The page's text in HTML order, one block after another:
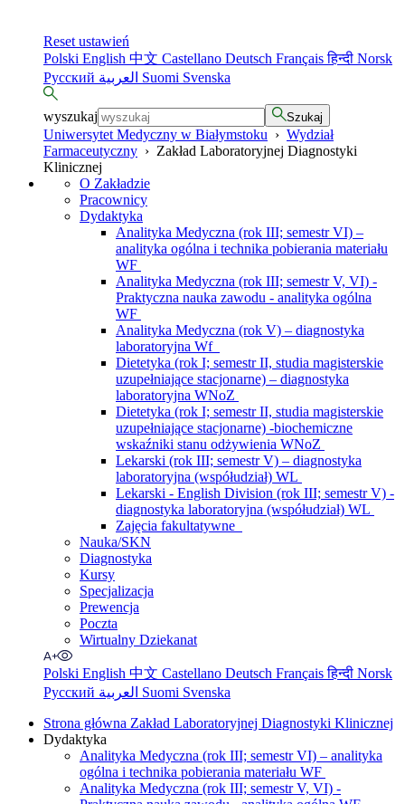
Reset ustawień
Polski English 中文 Castellano Deutsch Françaisहिन्दी Norsk
Русский
Suomi Svenska
wyszukaj Szukaj
Uniwersytet Medyczny w Białymstoku › Wydział
Farmaceutyczny › Zakład Laboratoryjnej Diagnostyki
Klinicznej
O Zakładzie
Pracownicy
Dydaktyka
Analityka Medyczna (rok III; semestr VI) –
analityka ogólna i technika pobierania materiału
WF
Analityka Medyczna (rok III; semestr V, VI) -
Praktyczna nauka zawodu - analityka ogólna
WF
Analityka Medyczna (rok V) – diagnostyka
laboratoryjna Wf
Dietetyka (rok I; semestr II, studia magisterskie
uzupełniające stacjonarne) – diagnostyka
laboratoryjna WNoZ
Dietetyka (rok I; semestr II, studia magisterskie
uzupełniające stacjonarne) -biochemiczne
wskaźniki stanu odżywienia WNoZ
Lekarski (rok III; semestr V) – diagnostyka
laboratoryjna (współudział) WL
Lekarski - English Division (rok III; semestr V) -
diagnostyka laboratoryjna (współudział) WL
Zajęcia fakultatywne
Nauka/SKN
Diagnostyka
Kursy
Specjalizacja
Prewencja
Poczta
Wirtualny Dziekanat
Polski English 中文 Castellano Deutsch Françaisहिन्दी Norsk
Русский
Suomi Svenska
Strona główna Zakład Laboratoryjnej Diagnostyki Klinicznej
Dydaktyka
Analityka Medyczna (rok III; semestr VI) – analityka
ogólna i technika pobierania materiału WF
Analityka Medyczna (rok III; semestr V, VI) -